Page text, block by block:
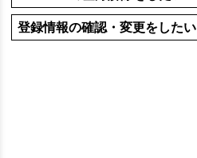
登録情報の確認・変更をしたい